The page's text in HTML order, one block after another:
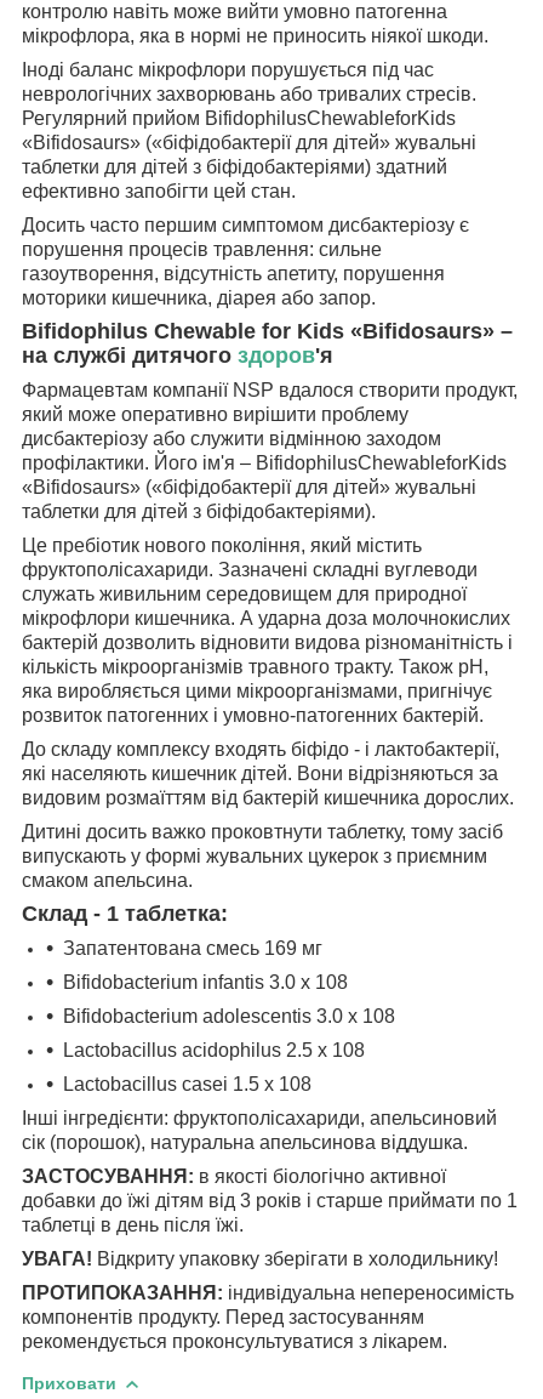
контролю навіть може вийти умовно патогенна
мікрофлора, яка в нормі не приносить ніякої шкоди.
Іноді баланс мікрофлори порушується під час
неврологічних захворювань або тривалих стресів.
Регулярний прийом BifidophilusChewableforKids
«Bifidosaurs» («біфідобактерії для дітей» жувальні
таблетки для дітей з біфідобактеріями) здатний
ефективно запобігти цей стан.
Досить часто першим симптомом дисбактеріозу є
порушення процесів травлення: сильне
газоутворення, відсутність апетиту, порушення
моторики кишечника, діарея або запор.
Bifidophilus Chewable for Kids «Bifidosaurs» –
на службі дитячого здоров'я
Фармацевтам компанії NSP вдалося створити продукт,
який може оперативно вирішити проблему
дисбактеріозу або служити відмінною заходом
профілактики. Його ім'я – BifidophilusChewableforKids
«Bifidosaurs» («біфідобактерії для дітей» жувальні
таблетки для дітей з біфідобактеріями).
Це пребіотик нового покоління, який містить
фруктополісахариди. Зазначені складні вуглеводи
служать живильним середовищем для природної
мікрофлори кишечника. А ударна доза молочнокислих
бактерій дозволить відновити видова різноманітність і
кількість мікроорганізмів травного тракту. Також pH,
яка виробляється цими мікроорганізмами, пригнічує
розвиток патогенних і умовно-патогенних бактерій.
До складу комплексу входять біфідо - і лактобактерії,
які населяють кишечник дітей. Вони відрізняються за
видовим розмаїттям від бактерій кишечника дорослих.
Дитині досить важко проковтнути таблетку, тому засіб
випускають у формі жувальних цукерок з приємним
смаком апельсина.
Склад - 1 таблетка:
Запатентована смесь 169 мг
Bifidobacterium infantis 3.0 x 108
Bifidobacterium adolescentis 3.0 x 108
Lactobacillus acidophilus 2.5 x 108
Lactobacillus casei 1.5 x 108
Інші інгредієнти: фруктополісахариди, апельсиновий
сік (порошок), натуральна апельсинова віддушка.
ЗАСТОСУВАННЯ: в якості біологічно активної
добавки до їжі дітям від 3 років і старше приймати по 1
таблетці в день після їжі.
УВАГА! Відкриту упаковку зберігати в холодильнику!
ПРОТИПОКАЗАННЯ: індивідуальна непереносимість
компонентів продукту. Перед застосуванням
рекомендується проконсультуватися з лікарем.
Приховати